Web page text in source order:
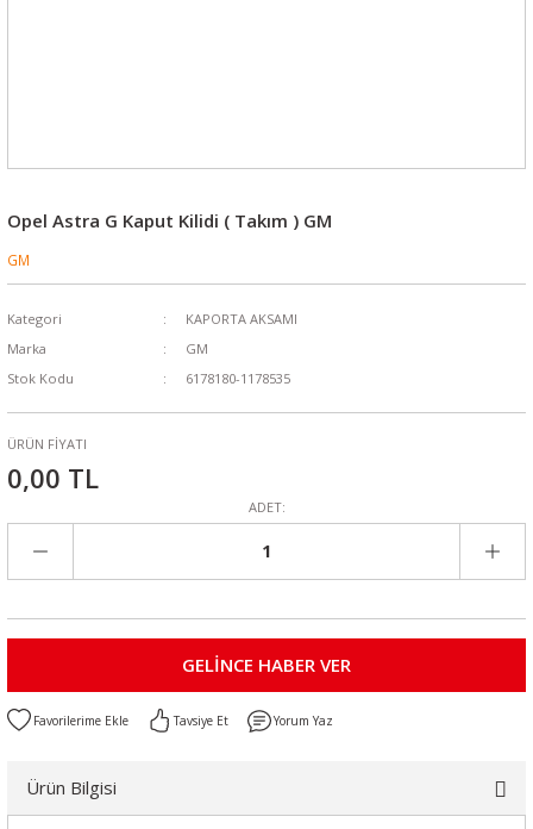
Opel Astra G Kaput Kilidi ( Takım ) GM
GM
Kategori
KAPORTA AKSAMI
Marka
GM
Stok Kodu
6178180-1178535
ÜRÜN FİYATI
0,00 TL
ADET:
GELİNCE HABER VER
Tavsiye Et Yorum Yaz
Ürün Bilgisi